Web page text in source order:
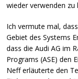
wieder verwenden zu
Ich vermute mal,
Gebiet des Systems
dass die Audi AG im
Programs (ASE) den
Neff erläuterte den